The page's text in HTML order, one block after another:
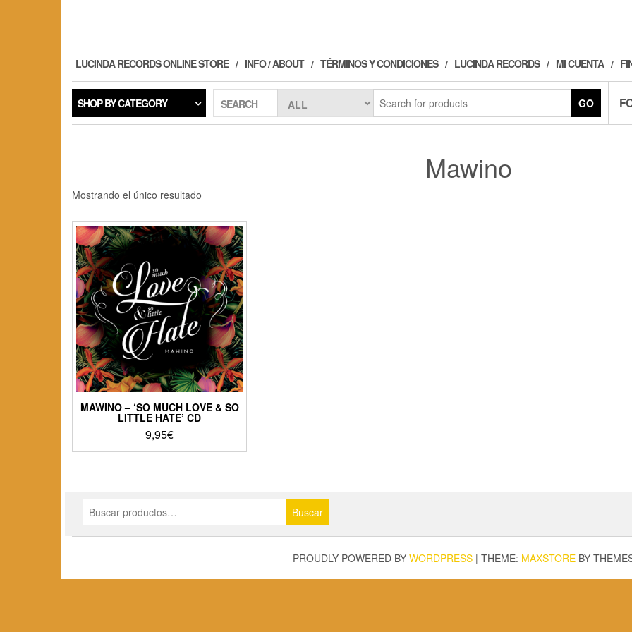
LUCINDA RECORDS ONLINE STORE
INFO / ABOUT TÉRMINOS Y CONDICIONES LUCINDA RECORDS MI CUENTA
SHOP BY CATEGORY SEARCH GO
Mawino
Mostrando el único resultado
MAWINO – ‘SO MUCH LOVE & SO
LITTLE HATE’ CD
9,95€
por:
Buscar
PROUDLY POWERED BY WORDPRESS | THEME: MAXSTORE BY